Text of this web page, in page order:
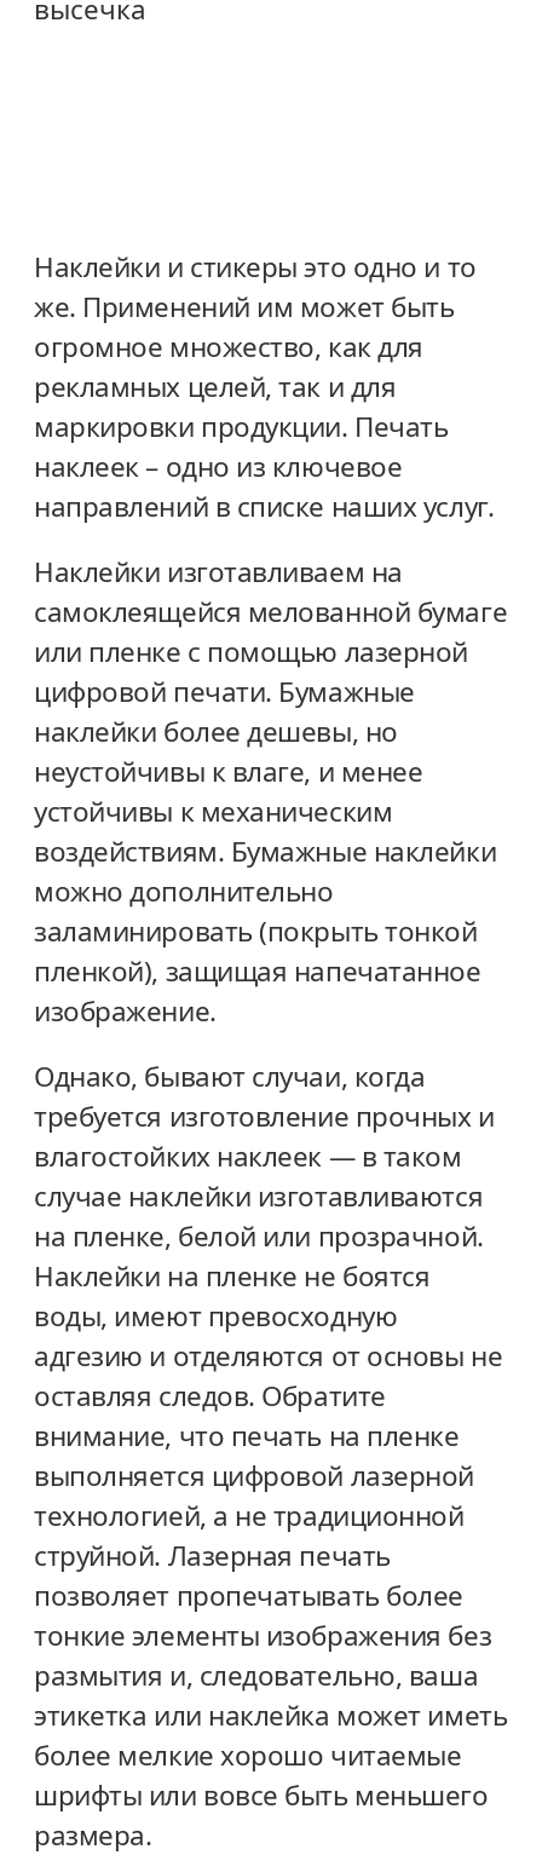
Наклейки и стикеры это одно и то
же. Применений им может быть
огромное множество, как для
рекламных целей, так и для
маркировки продукции. Печать
наклеек – одно из ключевое
направлений в списке наших услуг.
Наклейки изготавливаем на
самоклеящейся мелованной бумаге
или пленке с помощью лазерной
цифровой печати. Бумажные
наклейки более дешевы, но
неустойчивы к влаге, и менее
устойчивы к механическим
воздействиям. Бумажные наклейки
можно дополнительно
заламинировать (покрыть тонкой
пленкой), защищая напечатанное
изображение.
Однако, бывают случаи, когда
требуется изготовление прочных и
влагостойких наклеек — в таком
случае наклейки изготавливаются
на пленке, белой или прозрачной.
Наклейки на пленке не боятся
воды, имеют превосходную
адгезию и отделяются от основы не
оставляя следов. Обратите
внимание, что печать на пленке
выполняется цифровой лазерной
технологией, а не традиционной
струйной. Лазерная печать
позволяет пропечатывать более
тонкие элементы изображения без
размытия и, следовательно, ваша
этикетка или наклейка может иметь
более мелкие хорошо читаемые
шрифты или вовсе быть меньшего
размера.
высечка